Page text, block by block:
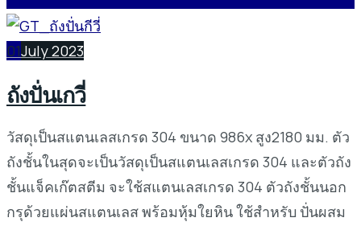
01July 2023
ถังปั่นเกวี่
วัสดุเป็นสแตนเลสเกรด 304 ขนาด 986x สูง2180 มม. ตัว
ถังชั้นในสุดจะเป็นวัสดุเป็นสแตนเลสเกรด 304 และตัวถัง
ชั้นแจ็คเก๊ตสตีม จะใช้สแตนเลสเกรด 304 ตัวถังชั้นนอก
กรุด้วยแผ่นสแตนเลส พร้อมหุ้มใยหิน ใช้สำหรับ ปั่นผสม